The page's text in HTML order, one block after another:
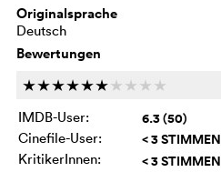
Originalsprache
Deutsch
Bewertungen
cccccc c c c c
IMDB-User:
6.3 (50)
Cinefile-User: < 3 STIMMEN
KritikerInnen: < 3 STIMMEN